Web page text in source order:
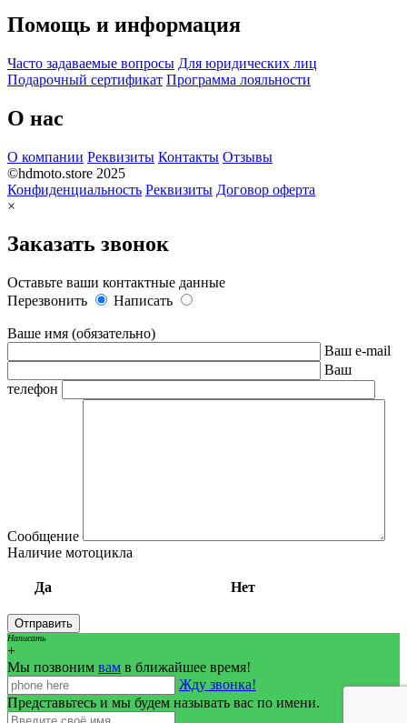
Помощь и информация
Часто задаваемые вопросы Для юридических лиц
Подарочный сертификат Программа лояльности
О нас
О компании Реквизиты Контакты Отзывы
©hdmoto.store 2025
Конфиденциальность Реквизиты Договор оферта
×
Заказать звонок
Оставьте ваши контактные данные
Перезвонить
Написать
Ваше имя (обязательно)
Ваш e-mail
Ваш
телефон
Сообщение
Наличие мотоцикла
Да Нет
Написать
+
Мы позвоним вам в ближайшее время!
Жду звонка!
Представьтесь и мы будем называть вас по имени.